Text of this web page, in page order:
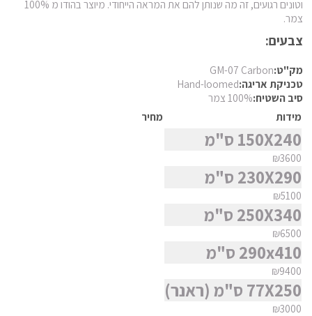
סגנון
פרסי מוד
פרסי נהין
פרסי סראפי
פרסי קום
פרסי קוצ'אן
פרסי קלארדש
פרסי קשקאי
וטונים רגועים, זה מה שנותן להם את המראה הייחודי. מיוצר בהודו מ 100%
צמר.
צבעים:
מק"ט:GM-07 Carbon
טכניקת אריגה:Hand-loomed
סיב השטיח:100% צמר
מידות
מחיר
150X240 ס"מ
₪3600
230X290 ס"מ
₪5100
250X340 ס"מ
₪6500
290x410 ס"מ
₪9400
77X250 ס"מ (ראנר)
₪3000